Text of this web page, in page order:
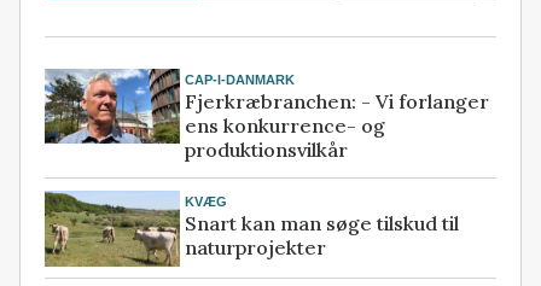
CAP-I-DANMARK
Fjerkræbranchen: - Vi forlanger
ens konkurrence- og
produktionsvilkår
KVÆG
Snart kan man søge tilskud til
naturprojekter